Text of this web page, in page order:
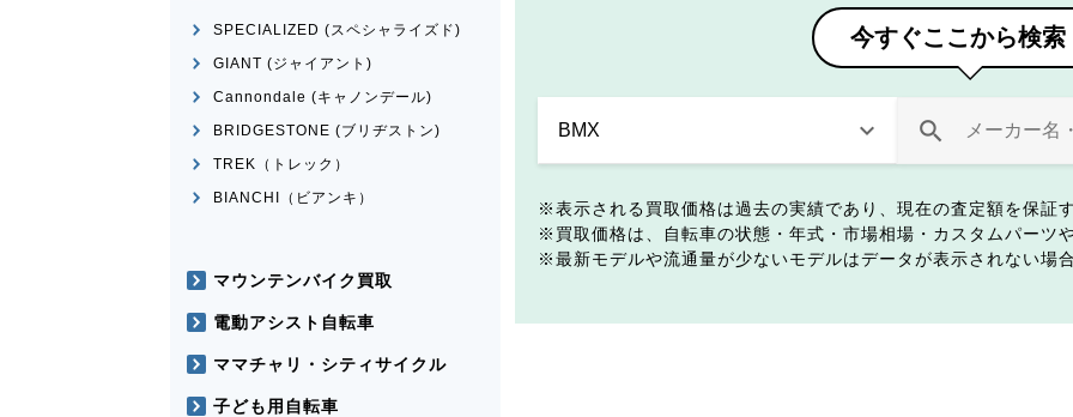
今すぐここから検索
表示される買取価格は過去の実績であり、現在の査定額を保証
買取価格は、自転車の状態・年式・市場相場・カスタムパーツ
最新モデルや流通量が少ないモデルはデータが表示されない場
SPECIALIZED (スペシャライズド)
GIANT (ジャイアント)
Cannondale (キャノンデール)
BRIDGESTONE (ブリヂストン)
TREK（トレック）
BIANCHI（ビアンキ）
マウンテンバイク買取
電動アシスト自転車
ママチャリ・シティサイクル
子ども用自転車